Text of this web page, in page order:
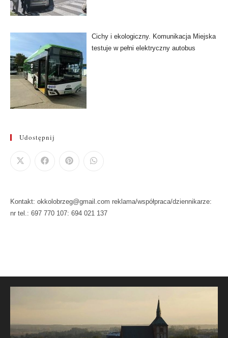
Cichy i ekologiczny. Komunikacja Miejska
testuje w pełni elektryczny autobus
Udostępnij
Kontakt: okkolobrzeg@gmail.com reklama/współpraca/dziennikarze:
nr tel.: 697 770 107: 694 021 137